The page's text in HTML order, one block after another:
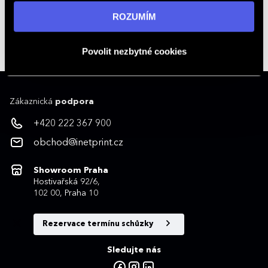
informací navštivte naši stránkuzásadách ochrany
ROZUMÍM
Povolit nezbytné cookies
+420 222 367 900
Kontakty na obchodníky
Zákaznická podpora
+420 222 367 900
obchod@inetprint.cz
Showroom Praha
Hostivařská 92/6,
102 00, Praha 10
Rezervace termínu schůzky
Sledujte nás